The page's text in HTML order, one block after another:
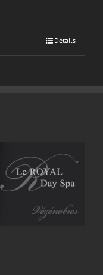
Détails